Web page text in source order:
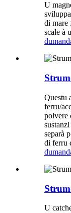
U
di mare
scale à
Questu
ferru/
polvere
separà
di ferru
U